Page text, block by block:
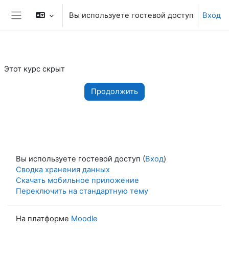
Перейти к основному содержанию
Боковая панель
Вы используете гостевой доступ Вход
Этот курс скрыт
Продолжить
Вы используете гостевой доступ (Вход)
Сводка хранения данных
Скачать мобильное приложение
Переключить на стандартную тему
На платформе Moodle